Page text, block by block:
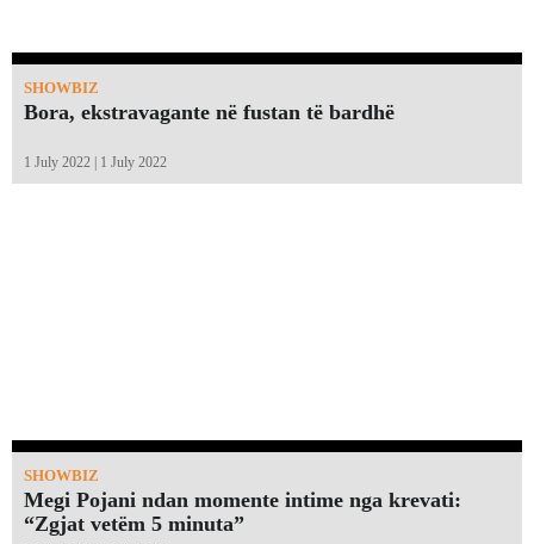
SHOWBIZ
Bora, ekstravagante në fustan të bardhë
1 July 2022 | 1 July 2022
SHOWBIZ
Megi Pojani ndan momente intime nga krevati:
“Zgjat vetëm 5 minuta”￼